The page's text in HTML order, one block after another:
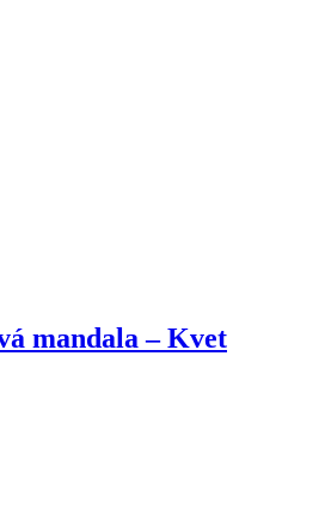
mandala – Kvet